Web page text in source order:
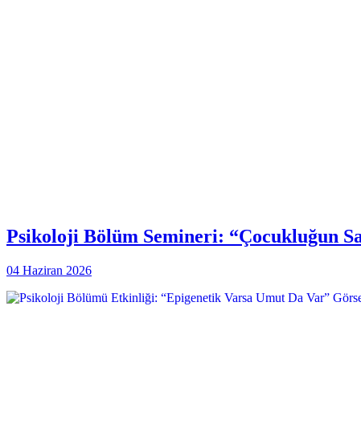
Psikoloji Bölüm Semineri: “Çocukluğun
04 Haziran 2026